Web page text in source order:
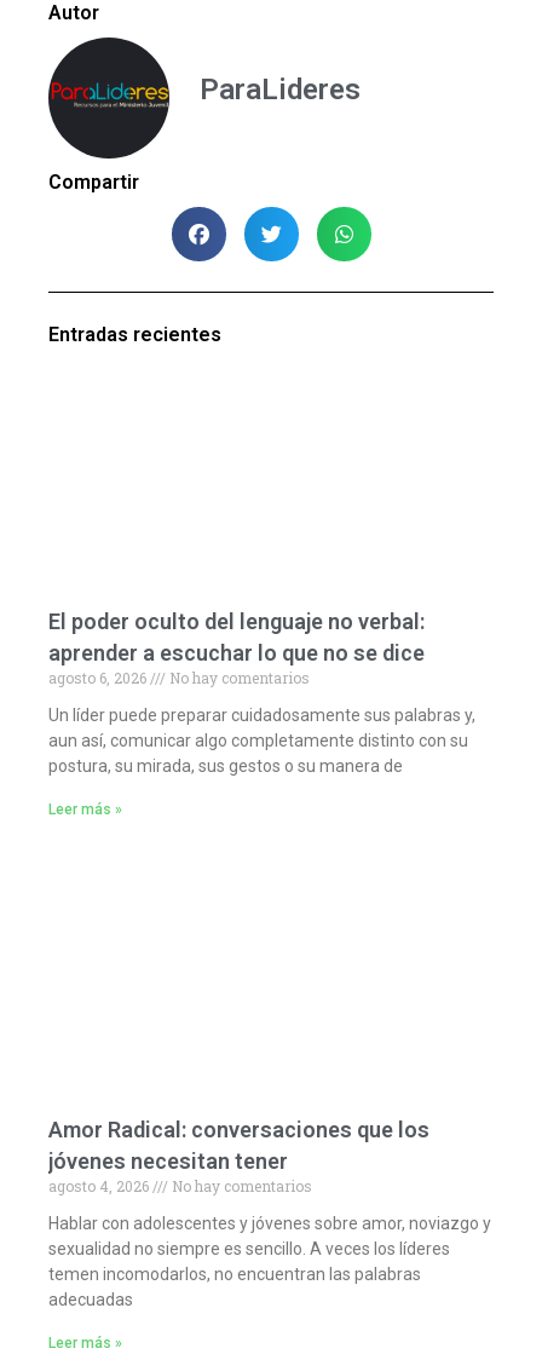
Autor
ParaLideres
Compartir
Entradas recientes
El poder oculto del lenguaje no verbal:
aprender a escuchar lo que no se dice
agosto 6, 2026
No hay comentarios
Un líder puede preparar cuidadosamente sus palabras y,
aun así, comunicar algo completamente distinto con su
postura, su mirada, sus gestos o su manera de
Leer más »
Amor Radical: conversaciones que los
jóvenes necesitan tener
agosto 4, 2026
No hay comentarios
Hablar con adolescentes y jóvenes sobre amor, noviazgo y
sexualidad no siempre es sencillo. A veces los líderes
temen incomodarlos, no encuentran las palabras
adecuadas
Leer más »